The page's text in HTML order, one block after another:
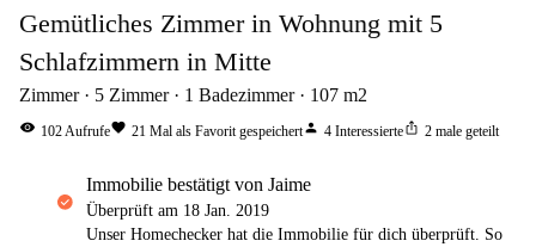
Gemütliches Zimmer in Wohnung mit 5
Schlafzimmern in Mitte
Zimmer 5 Zimmer 1 Badezimmer 107 m2
visibility 102Aufrufefavorite 21 Mal als Favorit gespeichertperson 4 Interessierteios_share 2 male geteilt
Immobilie bestätigt von Jaime
Überprüft am 18 Jan. 2019
Unser Homechecker hat die Immobilie für dich überprüft. So